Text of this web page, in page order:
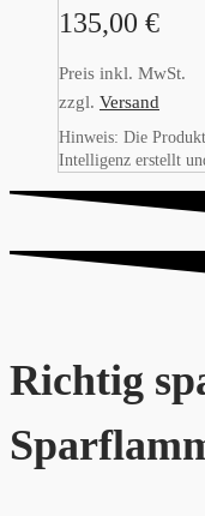
135,00 €
Preis inkl. MwSt.
zzgl. Versand
Hinweis: Die
Intelligenz erstellt
Richtig